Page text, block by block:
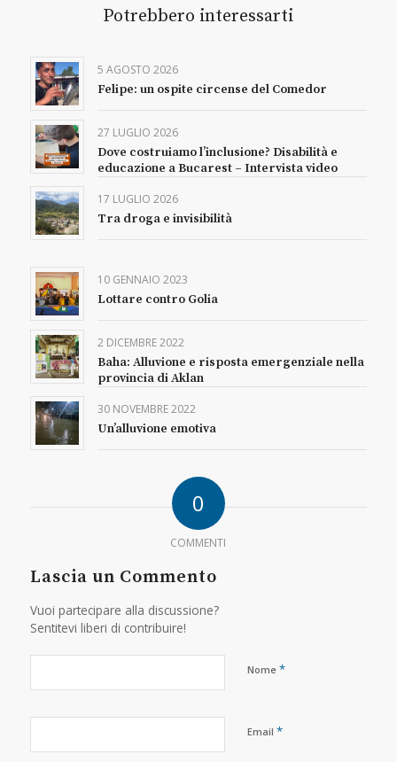
Potrebbero interessarti
5 AGOSTO 2026
Felipe: un ospite circense del Comedor
27 LUGLIO 2026
Dove costruiamo l’inclusione? Disabilità e
educazione a Bucarest – Intervista video
17 LUGLIO 2026
Tra droga e invisibilità
10 GENNAIO 2023
Lottare contro Golia
2 DICEMBRE 2022
Baha: Alluvione e risposta emergenziale nella
provincia di Aklan
30 NOVEMBRE 2022
Un’alluvione emotiva
0
COMMENTI
Lascia un Commento
Vuoi partecipare alla discussione?
Sentitevi liberi di contribuire!
Nome *
Email *